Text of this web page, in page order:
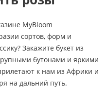
MyBloom
сортов, форм и
Закажите букет из
бутонами и яркими
к нам из Африки и
на дальний путь.